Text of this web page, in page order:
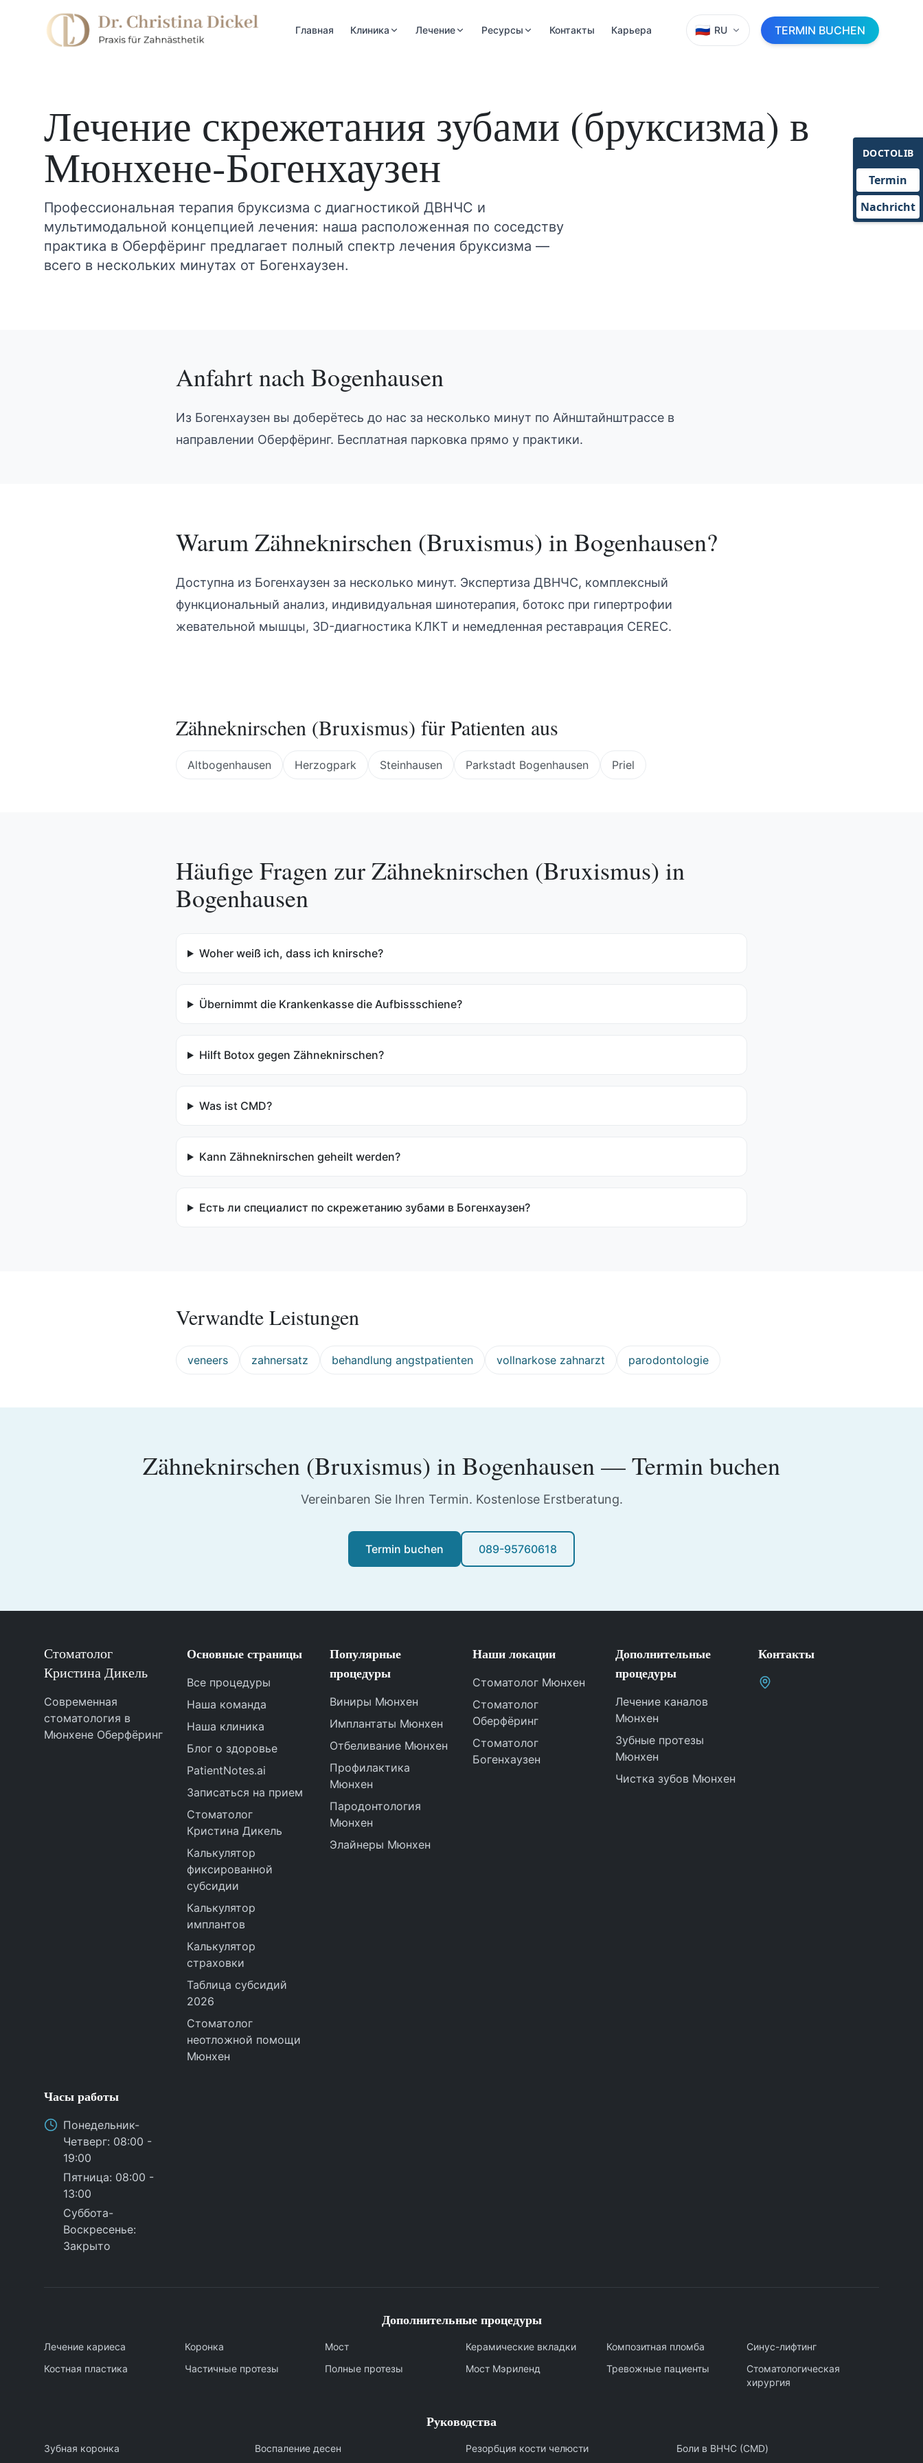
Главная Клиника Лечение Ресурсы Контакты Карьера 🇷🇺 RU TERMIN BUCHEN
Лечение скрежетания зубами (бруксизма) в
Мюнхене-Богенхаузен
Профессиональная терапия бруксизма с диагностикой ДВНЧС и
мультимодальной концепцией лечения: наша расположенная по соседству
практика в Оберфёринг предлагает полный спектр лечения бруксизма —
всего в нескольких минутах от Богенхаузен.
Anfahrt nachBogenhausen
Из Богенхаузен вы доберётесь до нас за несколько минут по Айнштайнштрассе в
направлении Оберфёринг. Бесплатная парковка прямо у практики.
WarumZähneknirschen (Bruxismus) inBogenhausen?
Доступна из Богенхаузен за несколько минут. Экспертиза ДВНЧС, комплексный
функциональный анализ, индивидуальная шинотерапия, ботокс при гипертрофии
жевательной мышцы, 3D-диагностика КЛКТ и немедленная реставрация CEREC.
Zähneknirschen (Bruxismus) für Patienten aus
Altbogenhausen Herzogpark Steinhausen Parkstadt Bogenhausen Priel
Häufige Fragen zurZähneknirschen (Bruxismus) in
Bogenhausen
Woher weiß ich, dass ich knirsche?
Übernimmt die Krankenkasse die Aufbissschiene?
Hilft Botox gegen Zähneknirschen?
Was ist CMD?
Kann Zähneknirschen geheilt werden?
Есть ли специалист по скрежетанию зубами в Богенхаузен?
Verwandte Leistungen
veneers zahnersatz behandlung angstpatienten vollnarkose zahnarzt parodontologie
Zähneknirschen (Bruxismus) inBogenhausen— Termin buchen
Vereinbaren Sie Ihren Termin. Kostenlose Erstberatung.
Termin buchen 089-95760618
Стоматолог
Кристина Дикель
Современная
стоматология в
Мюнхене Оберфёринг
Основные страницы
Все процедуры
Наша команда
Наша клиника
Блог о здоровье
PatientNotes.ai
Записаться на прием
Стоматолог
Кристина Дикель
Калькулятор
фиксированной
субсидии
Калькулятор
имплантов
Калькулятор
страховки
Таблица субсидий
2026
Стоматолог
неотложной помощи
Мюнхен
Популярные
процедуры
Виниры Мюнхен
Имплантаты Мюнхен
Отбеливание Мюнхен
Профилактика
Мюнхен
Пародонтология
Мюнхен
Элайнеры Мюнхен
Наши локации
Стоматолог Мюнхен
Стоматолог
Оберфёринг
Стоматолог
Богенхаузен
Дополнительные
процедуры
Лечение каналов
Мюнхен
Зубные протезы
Мюнхен
Чистка зубов Мюнхен
Контакты
Часы работы
Понедельник-
Четверг: 08:00 -
19:00
Пятница: 08:00 -
13:00
Суббота-
Воскресенье:
Закрыто
Дополнительные процедуры
Лечение кариеса Коронка Мост Керамические вкладки Композитная пломба
Синус-лифтинг
Костная пластика
Частичные протезы Полные протезы Мост Мэриленд Тревожные пациенты
Стоматологическая
хирургия
Руководства
Зубная коронка Воспаление десен Резорбция кости челюсти Боли в ВНЧС (CMD)
DOCTOLIB
Termin
Nachricht